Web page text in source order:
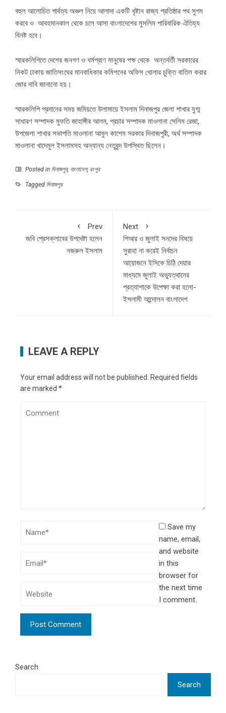
বহুল আলোচিত পার্বত্য অঞ্চল নিয়ে আলাদা একটি খৃষ্টান রাজ্য প্রতিষ্ঠার পথ সুগম
করবে ও আবহমানকাল থেকে চলে আসা বাংলাদেশের মুসলিম পারিবারিক ঐতিহ্য
বিনষ্ট হবে।
স্মারকলিপিতে দেশের জনগণ ও ধর্মপ্রাণ মানুষের পক্ষ থেকে অন্তর্বর্তী সরকারের
নিকট ঢাকায় জাতিসংঘের মানবাধিকার কমিশনের অফিস খোলার চুক্তি বাতিল করার
জোর দাবি জানানো হয়।
স্মারকলিপি প্রদানের সময় জমিয়তে উলামায়ে ইসলাম দিনাজপুর জেলা শাখার যুগ্ম
সাধারণ সম্পাদক মুফতি জাহাঙ্গীর আলম, প্রচার সম্পাদক মাওলানা সেলিম রেজা,
উপজেলা শাখার সভাপতি মাওলানা আবুল কাশেম সরকার দিনাজপুরী, অর্থ সম্পাদক
মাওলানা খাদেমুল ইসলামসহ অন্যান্য নেতৃবৃন্দ উপস্থিত ছিলেন।
Posted in দিনাজপুর, বাংলাদেশ, রংপুর
Tagged দিনাজপুর
Prev
জবি প্রেসক্লাবের উপদেষ্টা হলেন
নজরুল ইসলাম
Next
পিআর ও জুলাই সনদের বিষয়ে
সুরাহা না করেই নির্বাচন
আয়োজনে ইসিকে চিঠি দেয়ার
মাধ্যমে জুলাই অভ্যুত্থানের
প্রত্যাশাকে উপেক্ষা করা হলো-
ইসলামী আন্দোলন বাংলাদেশ
LEAVE A REPLY
Your email address will not be published.
Required fields
are marked *
Save my
name, email,
and website
in this
browser for
the next time
I comment.
Search
Search